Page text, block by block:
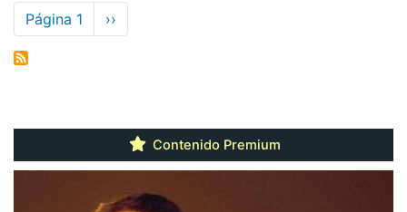
Paginación
Página 1
Siguiente
página
››
Contenido Premium